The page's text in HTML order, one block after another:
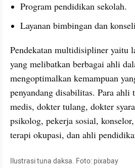
Program pendidikan sekolah.
Layanan bimbingan dan
Pendekatan multidisipliner yaitu
yang melibatkan berbagai ahli
mengoptimalkan kemampuan
penyandang disabilitas. Para
medis, dokter tulang, dokter
psikolog, pekerja sosial,
terapi okupasi, dan ahli
Ilustrasi tuna daksa. Foto: pixabay